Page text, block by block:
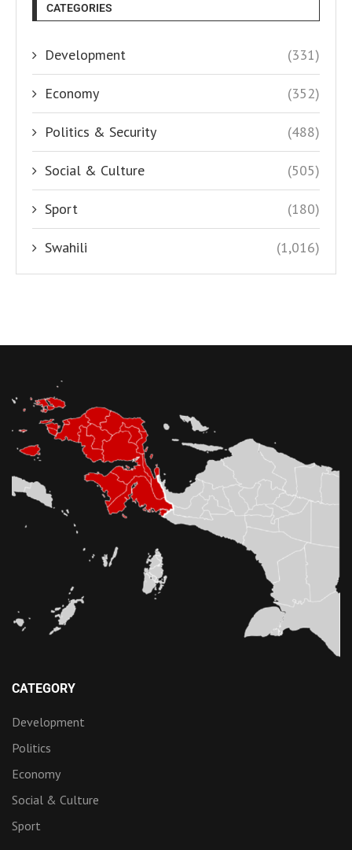
CATEGORIES
Development (331)
Economy (352)
Politics & Security (488)
Social & Culture (505)
Sport (180)
Swahili (1,016)
CATEGORY
Development
Politics
Economy
Social & Culture
Sport